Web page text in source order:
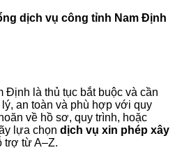
dịch vụ công tỉnh Nam Định
Định là thủ tục bắt buộc và cần
an toàn và phù hợp với quy
về hồ sơ, quy trình, hoặc
lựa chọn dịch vụ xin phép xây
trợ từ A–Z.